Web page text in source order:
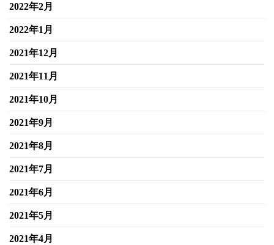
2022年2月
2022年1月
2021年12月
2021年11月
2021年10月
2021年9月
2021年8月
2021年7月
2021年6月
2021年5月
2021年4月